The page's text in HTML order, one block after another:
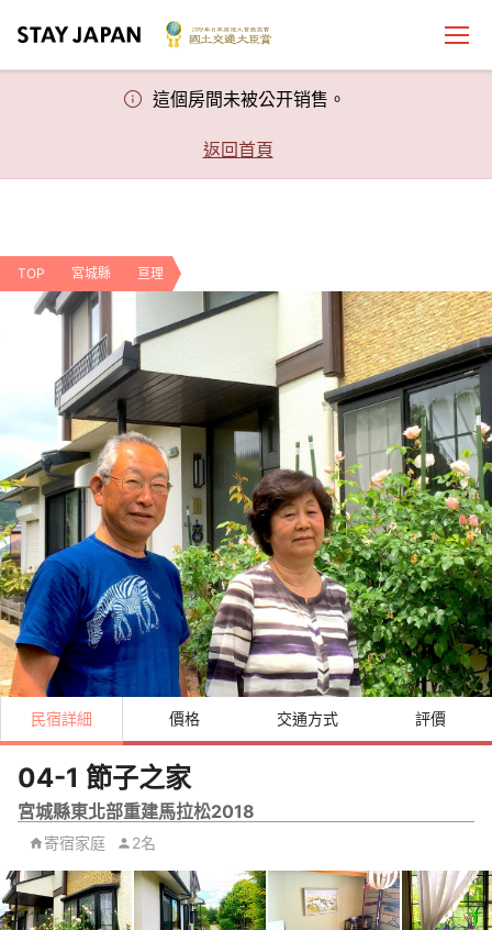
這個房間未被公开销售。
返回首頁
TOP 宮城縣 亘理
民宿詳細 價格 交通方式 評價
04-1 節子之家
宮城縣東北部重建馬拉松2018
寄宿家庭 2名